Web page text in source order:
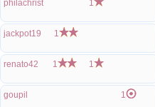
philachrist 1
jackpot19 1
renato42 1 1
goupil 1